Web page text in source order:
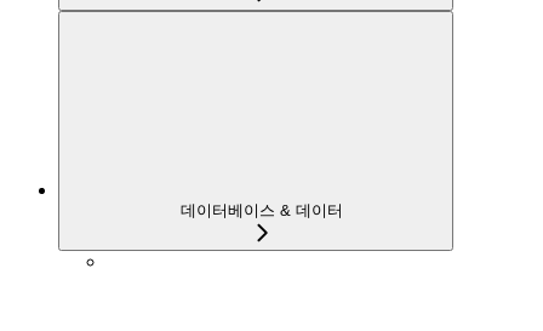
데이터베이스 & 데이터